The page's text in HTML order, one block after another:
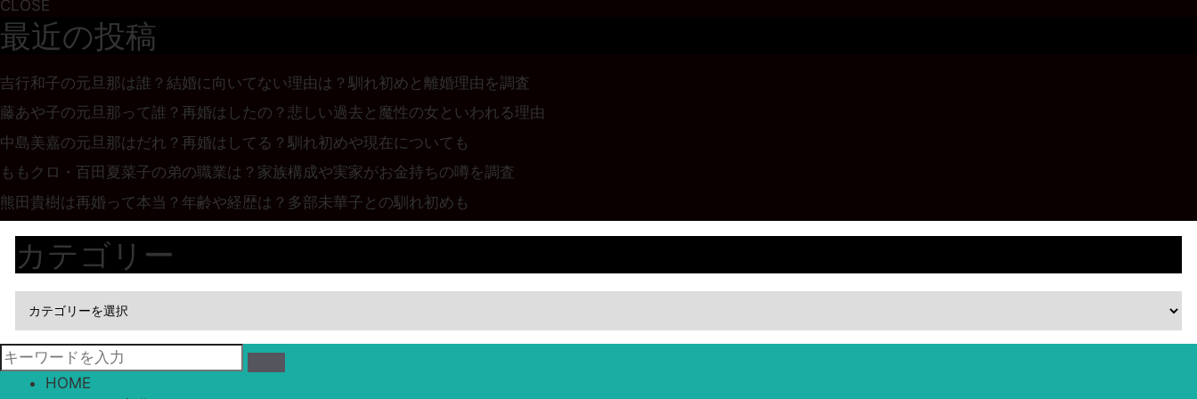
CLOSE
最近の投稿
吉行和子の元旦那は誰？結婚に向いてない理由は？馴れ初めと離婚理由を調査
藤あや子の元旦那って誰？再婚はしたの？悲しい過去と魔性の女といわれる理由
中島美嘉の元旦那はだれ？再婚はしてる？馴れ初めや現在についても
ももクロ・百田夏菜子の弟の職業は？家族構成や実家がお金持ちの噂を調査
熊田貴樹は再婚って本当？年齢や経歴は？多部未華子との馴れ初めも
カテゴリー
HOME